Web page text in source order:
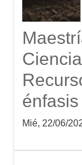
Mié, 22/06/